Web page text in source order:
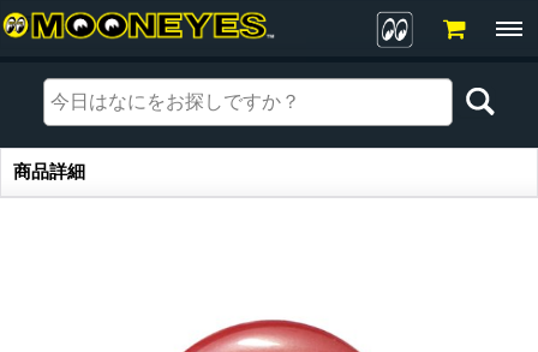
商品詳細
商品詳細